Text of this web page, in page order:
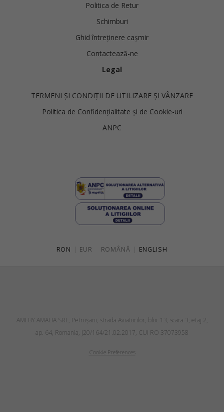
Politica de Retur
Schimburi
Ghid întreținere cașmir
Contactează-ne
Legal
TERMENI ȘI CONDIȚII DE UTILIZARE ȘI VÂNZARE
Politica de Confidențialitate și de Cookie-uri
ANPC
RON EUR ROMÂNĂ ENGLISH
AMI BY AMALIA SRL, Petroşani, strada Aviatorilor, bloc 13, scara 3, etaj 2,
ap. 64, Romania, J20/164/21.02.2017, CUI RO 37073958
Cookie Preferences